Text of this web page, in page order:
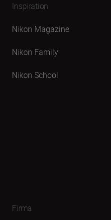
Inspiration
Nikon Magazine
Nikon Family
Nikon School
Firma